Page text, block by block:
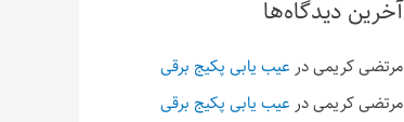
آخرین دیدگاه‌ها
مرتضی کریمیدر عیب یابی پکیج برقی
مرتضی کریمیدر عیب یابی پکیج برقی